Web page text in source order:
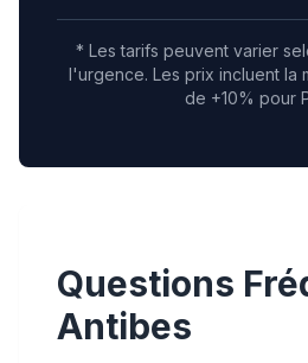
* Les tarifs peuvent varier
l'urgence. Les prix incluent la
de +10% pour
Questions
Antibes